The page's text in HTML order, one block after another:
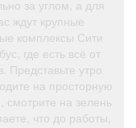
за углом, а для
ждут крупные
комплексы Сити
где есть всё от
Представьте утро
на просторную
на зелень
что до работы,